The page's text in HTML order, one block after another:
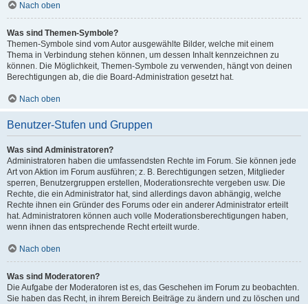
Nach oben
Was sind Themen-Symbole?
Themen-Symbole sind vom Autor ausgewählte Bilder, welche mit einem
Thema in Verbindung stehen können, um dessen Inhalt kennzeichnen zu
können. Die Möglichkeit, Themen-Symbole zu verwenden, hängt von deinen
Berechtigungen ab, die die Board-Administration gesetzt hat.
Nach oben
Benutzer-Stufen und Gruppen
Was sind Administratoren?
Administratoren haben die umfassendsten Rechte im Forum. Sie können jede
Art von Aktion im Forum ausführen; z. B. Berechtigungen setzen, Mitglieder
sperren, Benutzergruppen erstellen, Moderationsrechte vergeben usw. Die
Rechte, die ein Administrator hat, sind allerdings davon abhängig, welche
Rechte ihnen ein Gründer des Forums oder ein anderer Administrator erteilt
hat. Administratoren können auch volle Moderationsberechtigungen haben,
wenn ihnen das entsprechende Recht erteilt wurde.
Nach oben
Was sind Moderatoren?
Die Aufgabe der Moderatoren ist es, das Geschehen im Forum zu beobachten.
Sie haben das Recht, in ihrem Bereich Beiträge zu ändern und zu löschen und